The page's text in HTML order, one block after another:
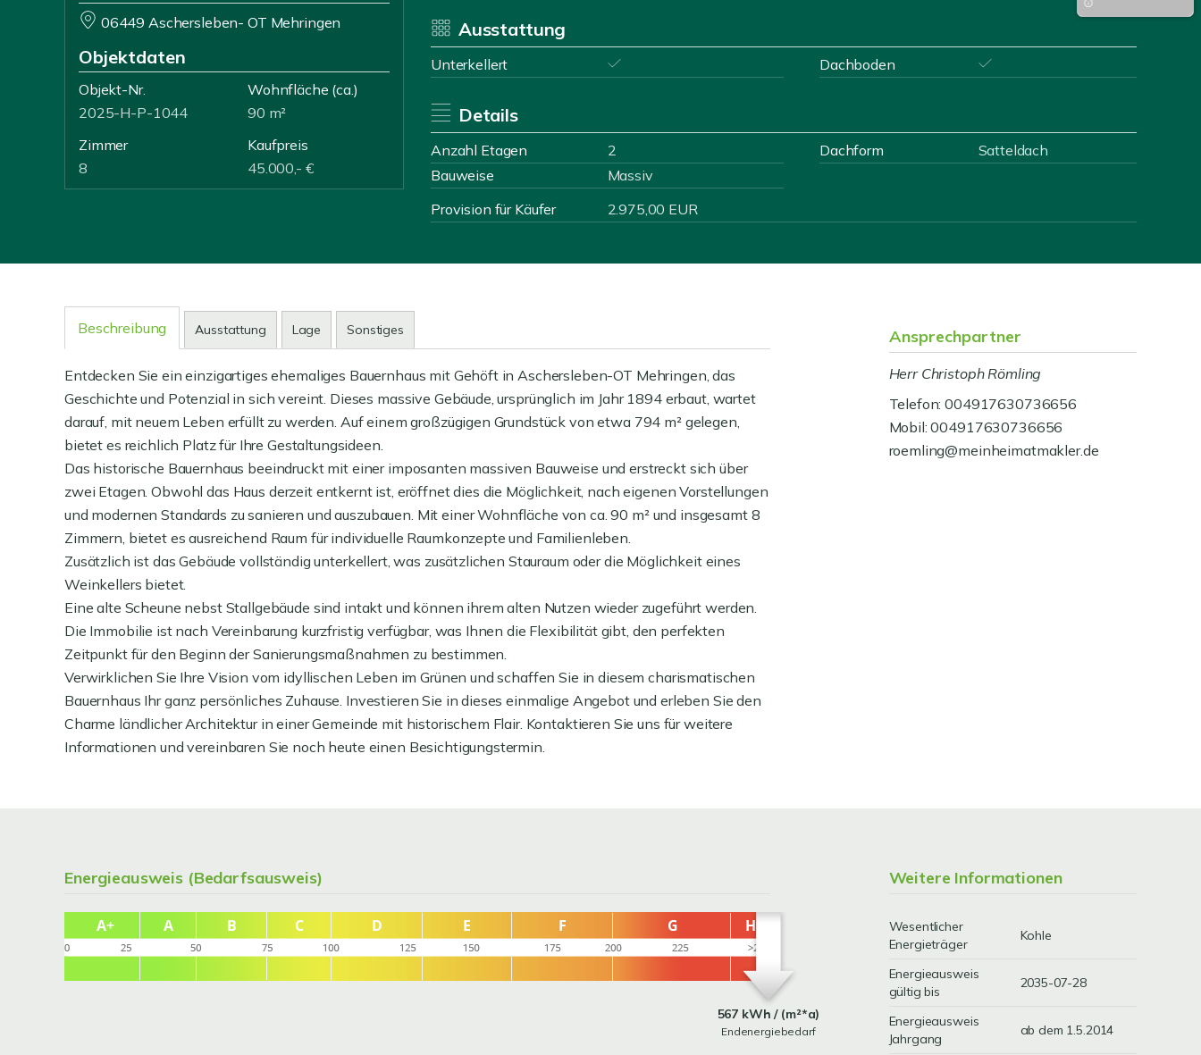
06449 Aschersleben- OT Mehringen
Objektdaten
Objekt-Nr.
2025-H-P-1044
Wohnfläche (ca.)
90 m²
Zimmer
8
Kaufpreis
45.000,- €
Ausstattung
Unterkellert Dachboden
Details
Anzahl Etagen 2 Dachform
Satteldach
Bauweise
Massiv
Provision für Käufer
2.975,00 EUR
Beschreibung Ausstattung Lage Sonstiges
Entdecken Sie ein einzigartiges ehemaliges Bauernhaus mit Gehöft in Aschersleben-OT Mehringen, das
Geschichte und Potenzial in sich vereint. Dieses massive Gebäude, ursprünglich im Jahr 1894 erbaut, wartet
darauf, mit neuem Leben erfüllt zu werden. Auf einem großzügigen Grundstück von etwa 794 m² gelegen,
bietet es reichlich Platz für Ihre Gestaltungsideen.
Das historische Bauernhaus beeindruckt mit einer imposanten massiven Bauweise und erstreckt sich über
zwei Etagen. Obwohl das Haus derzeit entkernt ist, eröffnet dies die Möglichkeit, nach eigenen Vorstellungen
und modernen Standards zu sanieren und auszubauen. Mit einer Wohnfläche von ca. 90 m² und insgesamt 8
Zimmern, bietet es ausreichend Raum für individuelle Raumkonzepte und Familienleben.
Zusätzlich ist das Gebäude vollständig unterkellert, was zusätzlichen Stauraum oder die Möglichkeit eines
Weinkellers bietet.
Eine alte Scheune nebst Stallgebäude sind intakt und können ihrem alten Nutzen wieder zugeführt werden.
Die Immobilie ist nach Vereinbarung kurzfristig verfügbar, was Ihnen die Flexibilität gibt, den perfekten
Zeitpunkt für den Beginn der Sanierungsmaßnahmen zu bestimmen.
Verwirklichen Sie Ihre Vision vom idyllischen Leben im Grünen und schaffen Sie in diesem charismatischen
Bauernhaus Ihr ganz persönliches Zuhause. Investieren Sie in dieses einmalige Angebot und erleben Sie den
Charme ländlicher Architektur in einer Gemeinde mit historischem Flair. Kontaktieren Sie uns für weitere
Informationen und vereinbaren Sie noch heute einen Besichtigungstermin.
Ansprechpartner
Herr Christoph Römling
Telefon: 004917630736656
Mobil: 004917630736656
roemling@meinheimatmakler.de
Energieausweis (Bedarfsausweis)
567 kWh / (m²*a)
Endenergiebedarf
Weitere Informationen
Wesentlicher
Energieträger
Kohle
Energieausweis
gültig bis
2035-07-28
Energieausweis
Jahrgang
ab dem 1.5.2014